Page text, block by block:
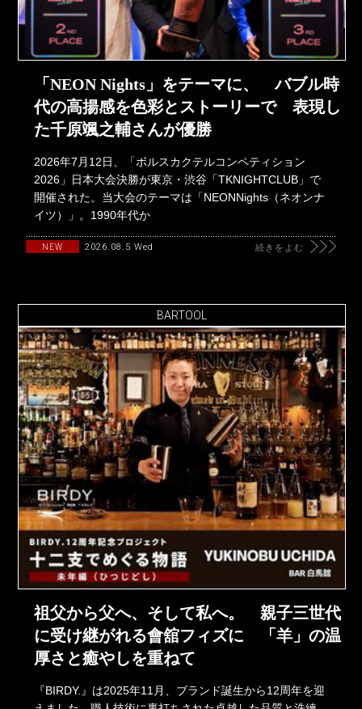
「NEON Nights」をテーマに、 バブル時
代の高揚感を色彩とストーリーで 表現し
た千原颯之輔さんが優勝
2026年7月12日、「ボルスカクテルコンペティション
2026」日本大会決勝が東京・渋谷「TKNIGHTCLUB」で
開催された。当大会のテーマは「NEONNights（ネオンナ
イツ）」。1990年代か
NEW 2026.08.5 Wed 続きをよむ
BARTOOL
祖父から父へ、そして私へ。 親子三世代
に受け継がれる會舘フィズに 「羊」の温
厚さと癒やしを重ねて
『BIRDY.』は2025年11月、ブランド誕生から12周年を迎